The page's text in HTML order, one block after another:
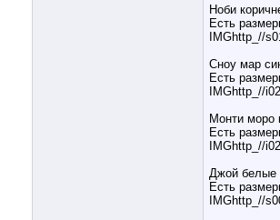
Ноби
Есть
IMGhttp_//
Сноу мар
Есть
IMGhttp_//
Монти моро
Есть
IMGhttp_//
Джой белые
Есть
IMGhttp_//